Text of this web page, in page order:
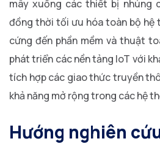
mây xuống các thiết bị nhúng
đồng thời tối ưu hóa toàn bộ hệ
cứng đến phần mềm và thuật
phát triển các nền tảng IoT với
tích hợp các giao thức truyền
khả năng mở rộng trong các hệ
Hướng nghiên